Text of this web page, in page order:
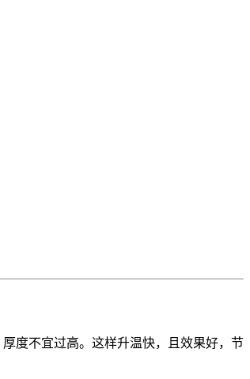
度不宜过高。这样升温快，且效果好，节